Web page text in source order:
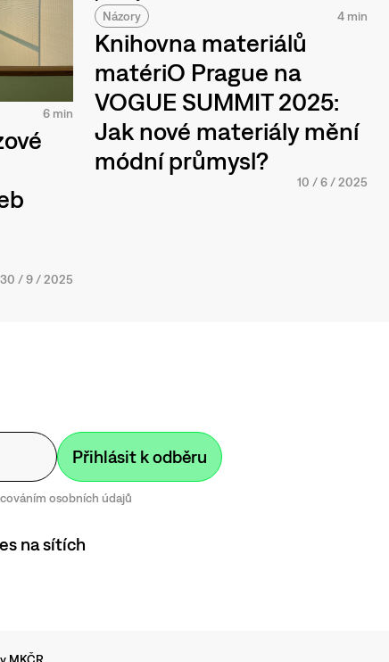
6 min
30 /9/2025
Názory 4 min
Knihovna materiálů
matériO Prague na
VOGUE SUMMIT 2025:
Jak nové materiály mění
módní průmysl?
10 /6 /2025
osobních údajů
na sítích